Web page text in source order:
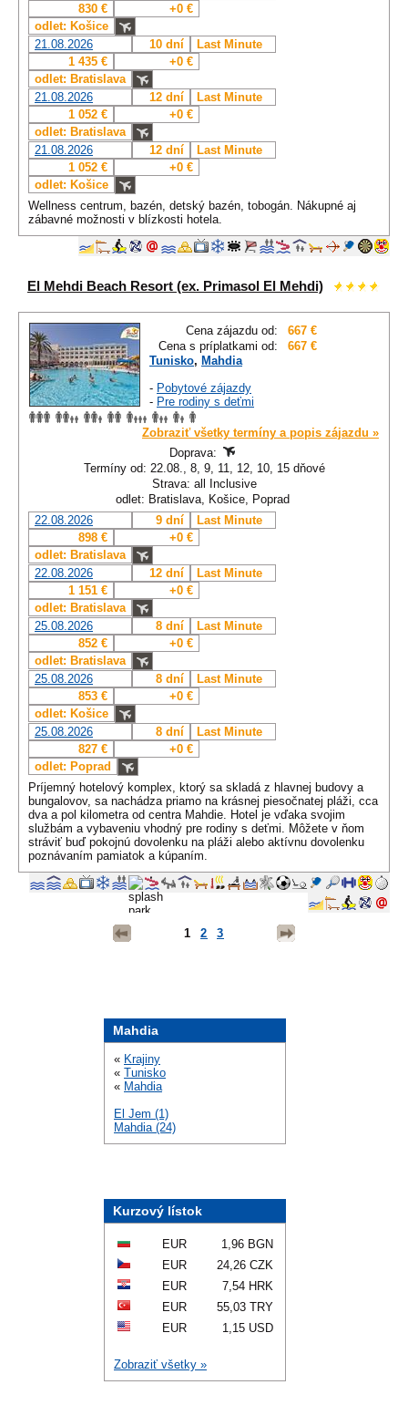
830 €
+0 €
odlet: Košice
21.08.2026
10 dní
Last Minute
1 435 €
+0 €
odlet: Bratislava
21.08.2026
12 dní
Last Minute
1 052 €
+0 €
odlet: Bratislava
21.08.2026
12 dní
Last Minute
1 052 €
+0 €
odlet: Košice
Wellness centrum, bazén, detský bazén, tobogán. Nákupné aj
zábavné možnosti v blízkosti hotela.
El Mehdi Beach Resort (ex. Primasol El Mehdi)
Cena zájazdu od:
667 €
Cena s príplatkami od:
667 €
Tunisko, Mahdia
- Pobytové zájazdy
- Pre rodiny s deťmi
Zobraziť všetky termíny a popis zájazdu »
Doprava:
Termíny od: 22.08., 8, 9, 11, 12, 10, 15 dňové
Strava: all Inclusive
odlet: Bratislava, Košice, Poprad
22.08.2026
9 dní
Last Minute
898 €
+0 €
odlet: Bratislava
22.08.2026
12 dní
Last Minute
1 151 €
+0 €
odlet: Bratislava
25.08.2026
8 dní
Last Minute
852 €
+0 €
odlet: Bratislava
25.08.2026
8 dní
Last Minute
853 €
+0 €
odlet: Košice
25.08.2026
8 dní
Last Minute
827 €
+0 €
odlet: Poprad
Príjemný hotelový komplex, ktorý sa skladá z hlavnej budovy a
bungalovov, sa nachádza priamo na krásnej piesočnatej pláži, cca
dva a pol kilometra od centra Mahdie. Hotel je vďaka svojim
službám a vybaveniu vhodný pre rodiny s deťmi. Môžete v ňom
stráviť buď pokojnú dovolenku na pláži alebo aktívnu dovolenku
poznávaním pamiatok a kúpaním.
1 2 3
Mahdia
« Krajiny
« Tunisko
« Mahdia
El Jem (1)
Mahdia (24)
Kurzový lístok
EUR
1,96 BGN
EUR
24,26 CZK
EUR
7,54 HRK
EUR
55,03 TRY
EUR
1,15 USD
Zobraziť všetky »